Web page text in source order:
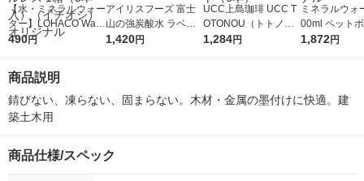
【水・ミネラルウォー
ター】LOHACO Wate
r（ロハコウォータ
シ） オリジナル
490円
アイリスフーズ 富士
山の強炭酸水 ラベル
レス 500ml 1箱（24
1,420円
UCC上島珈琲 UCC T
OTONOU（トトノ
ウ） by BLACK無糖 5
1,284円
ミネラルウォ
00ml ペット
水 ラベルレ
1,872円
商品説明
錆びない、凍らない、固まらない。木材・金属の墨付けに快適。建
築土木用
商品仕様/スペック